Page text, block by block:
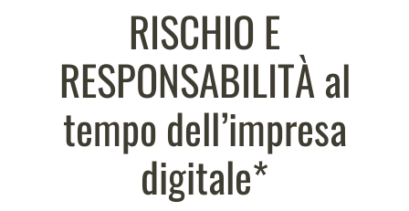
RISCHIO E
RESPONSABILITÀ al
tempo dell’impresa
digitale*